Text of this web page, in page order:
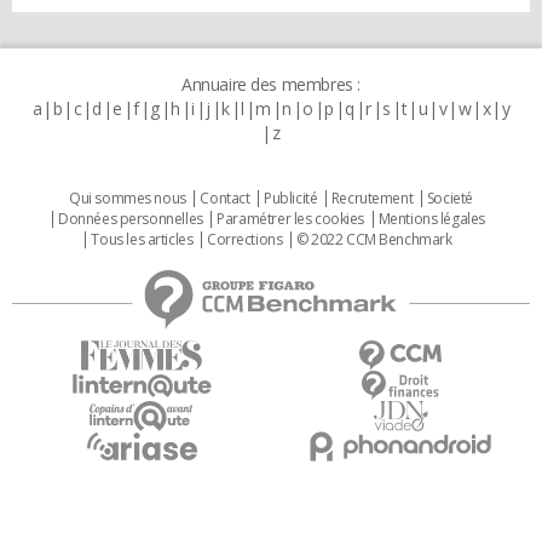
Annuaire des membres :
a b c d e f g h i j k l m n o p q r s t u v w x y
z
Qui sommes nous Contact Publicité Recrutement
Societé
Données personnelles
Paramétrer les cookies
Mentions légales
Tous les articles
Corrections © 2022 CCM Benchmark